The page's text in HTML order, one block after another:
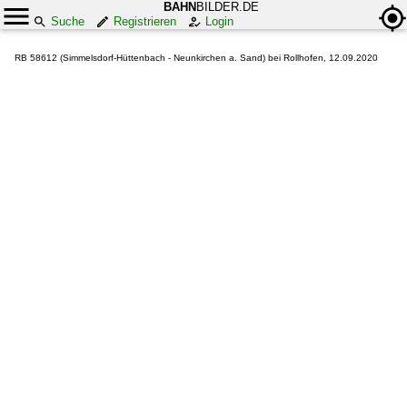
BAHN BILDER.DE
Suche
Registrieren Login
RB 58612 (Simmelsdorf-Hüttenbach - Neunkirchen a. Sand) bei Rollhofen, 12.09.2020